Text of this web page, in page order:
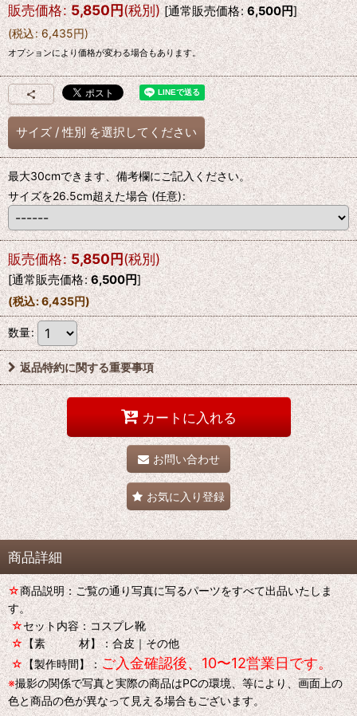
販売価格: 5,850円(税別) [通常販売価格: 6,500円]
(税込: 6,435円)
オプションにより価格が変わる場合もあります。
サイズ / 性別 を選択してください
最大30cmできます、備考欄にご記入ください。
サイズを26.5cm超えた場合(任意):
販売価格: 5,850円(税別)
[通常販売価格: 6,500円]
(税込:6,435円)
数量:
返品特約に関する重要事項
カートに入れる
お問い合わせ
お気に入り登録
商品詳細
☆商品説明：ご覧の通り写真に写るパーツをすべて出品いたしま
す。
☆セット内容：コスプレ靴
☆【素 材】：合皮｜その他
☆【製作時間】：ご入金確認後、10〜12営業日です。
※撮影の関係で写真と実際の商品はPCの環境、等により、画面上の
色と商品の色が異なって見える場合もございます。